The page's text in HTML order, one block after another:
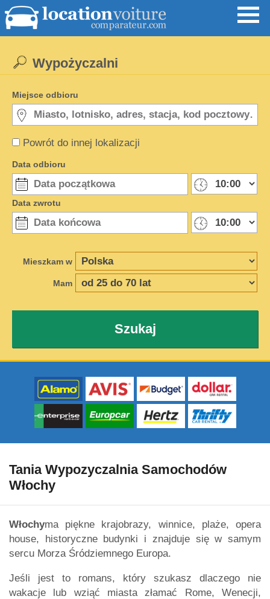
Powrót do innej lokalizacji
Wypożyczalni
Miejsce odbioru
Data odbioru
Data zwrotu
Mieszkam w
Mam
Szukaj
Tania Wypozyczalnia Samochodów
Włochy
Włochyma piękne krajobrazy, winnice, plaże, opera
house, historyczne budynki i znajduje się w samym
sercu Morza Śródziemnego Europa.
Jeśli jest to romans, który szukasz dlaczego nie
wakacje lub wziąć miasta złamać Rome, Wenecji,